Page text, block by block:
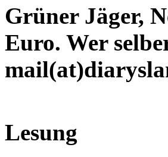
Grüner Jäger,
Euro. Wer
Lesung